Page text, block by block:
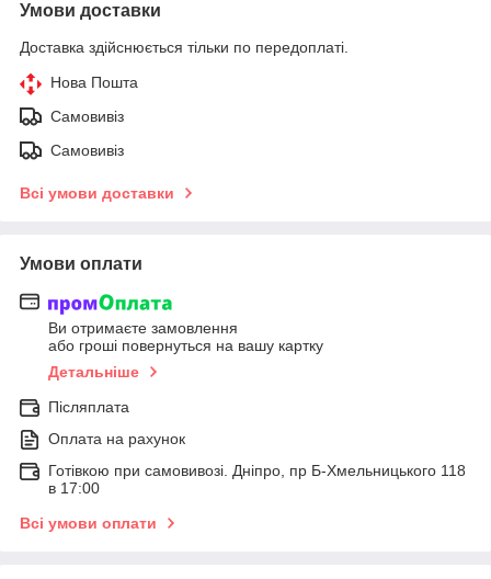
Умови доставки
Доставка здійснюється тільки по передоплаті.
Нова Пошта
Самовивіз
Самовивіз
Всі умови доставки
Умови оплати
Ви отримаєте замовлення
або гроші повернуться на вашу картку
Детальніше
Післяплата
Оплата на рахунок
Готівкою при самовивозі. Дніпро, пр Б-Хмельницького 118
в 17:00
Всі умови оплати